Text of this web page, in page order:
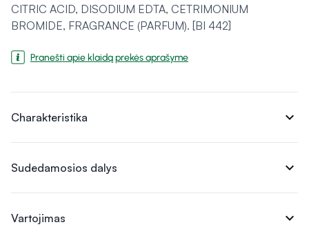
CITRIC ACID, DISODIUM EDTA, CETRIMONIUM
BROMIDE, FRAGRANCE (PARFUM). [BI 442]
Pranešti apie klaidą prekės aprašyme
Charakteristika expand_more
Sudedamosios dalys expand_more
Vartojimas expand_more